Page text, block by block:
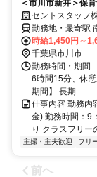
＜市川市新井＞保
円からです
セントスタッフ
勤務地・最寄駅
時給1,450円～
千葉県市川市
勤務時間・期間
6時間15分、休
期間】 長期
仕事内容 勤務内
金) 勤務時間：9
り クラスフリー
主婦・主夫歓迎 フリ
前へ